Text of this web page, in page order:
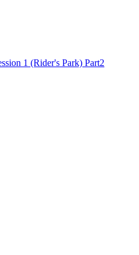
1 (Rider's Park) Part2